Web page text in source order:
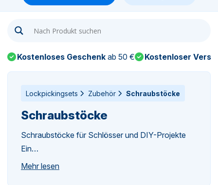
Kostenloses Geschenk ab 50 € Kostenloser
Lockpickingsets Zubehör Schraubstöcke
Schraubstöcke
Schraubstöcke für Schlösser und DIY-Projekte
Ein…
Mehr lesen